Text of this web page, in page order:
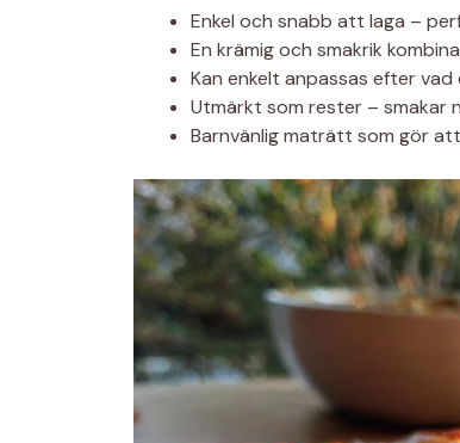
Enkel och snabb att laga –
En krämig och smakrik
Kan enkelt anpassas efter vad
Utmärkt som rester – smakar
Barnvänlig maträtt som gör